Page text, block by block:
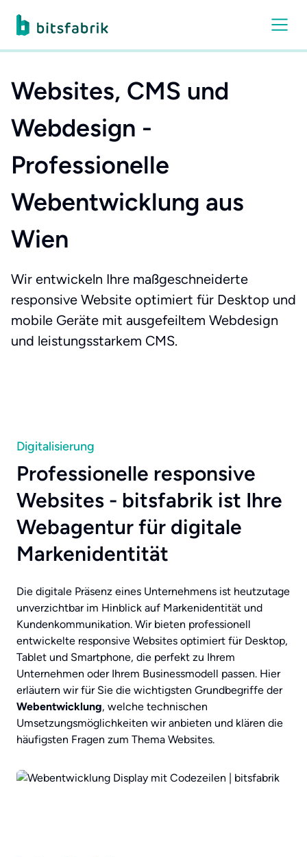
Websites, CMS und
Webdesign -
Professionelle
Webentwicklung aus
Wien
Wir entwickeln Ihre maßgeschneiderte
responsive Website optimiert für Desktop und
mobile Geräte mit ausgefeiltem Webdesign
und leistungsstarkem CMS.
Digitalisierung
Professionelle responsive
Websites - bitsfabrik ist Ihre
Webagentur für digitale
Markenidentität
Die digitale Präsenz eines Unternehmens ist heutzutage
unverzichtbar im Hinblick auf Markenidentität und
Kundenkommunikation. Wir bieten professionell
entwickelte responsive Websites optimiert für Desktop,
Tablet und Smartphone, die perfekt zu Ihrem
Unternehmen oder Ihrem Businessmodell passen. Hier
erläutern wir für Sie die wichtigsten Grundbegriffe der
Webentwicklung, welche technischen
Umsetzungsmöglichkeiten wir anbieten und klären die
häufigsten Fragen zum Thema Websites.